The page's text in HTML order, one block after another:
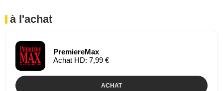
à l'achat
PremiereMax
Achat HD: 7,99 €
ACHAT